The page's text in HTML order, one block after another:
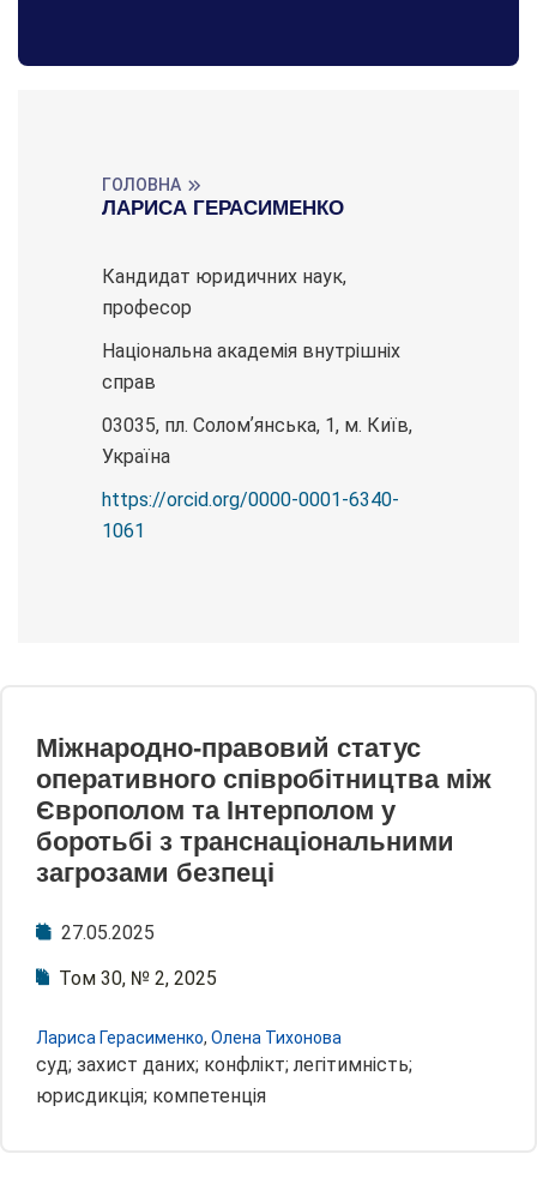
ГОЛОВНА
ЛАРИСА ГЕРАСИМЕНКО
Кандидат юридичних наук,
професор
Національна академія внутрішніх
справ
03035, пл. Соломʼянська, 1, м. Київ,
Україна
https://orcid.org/0000-0001-6340-
1061
Міжнародно-правовий статус
оперативного співробітництва між
Європолом та Інтерполом у
боротьбі з транснаціональними
загрозами безпеці
27.05.2025
Том 30, № 2, 2025
Лариса Герасименко, Олена Тихонова
суд; захист даних; конфлікт; легітимність;
юрисдикція; компетенція